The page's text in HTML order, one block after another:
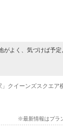
よく、気づけば予定
※最新情報はプラ